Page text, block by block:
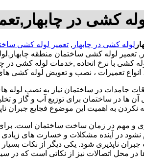
کشی در
لوله کشی در چابهار , تعمیر لوله کشی
تعمیر لوله کشی ساختمان منطقه
لوله کشی با نرخ اتحاده ,خدمات لوله
انواع تعمیرات ، نصب و تعویض لوله
جامدات در ساختمان نیاز به نصب
ها در ساختمان برای توزیع آب و گاز و
به اهمیت این موضوع فجایع جبران
و مهم در زمان ساخت ساختمان است.
در آینده مشکلات و خسارت های
ناپذیری شود. یکی دیگر از نکات
در محل اتصالات نیز از نکاتی است که در